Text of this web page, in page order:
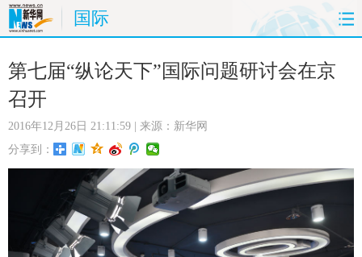
国际
首页 时政 国际 财经
娱乐
时尚 思客
台湾 华人 汽车
科技 能源 公司
第七届“纵论天下”国际问题研讨会在京
召开
2016年12月26日 21:11:59 | 来源：新华网
分享到：